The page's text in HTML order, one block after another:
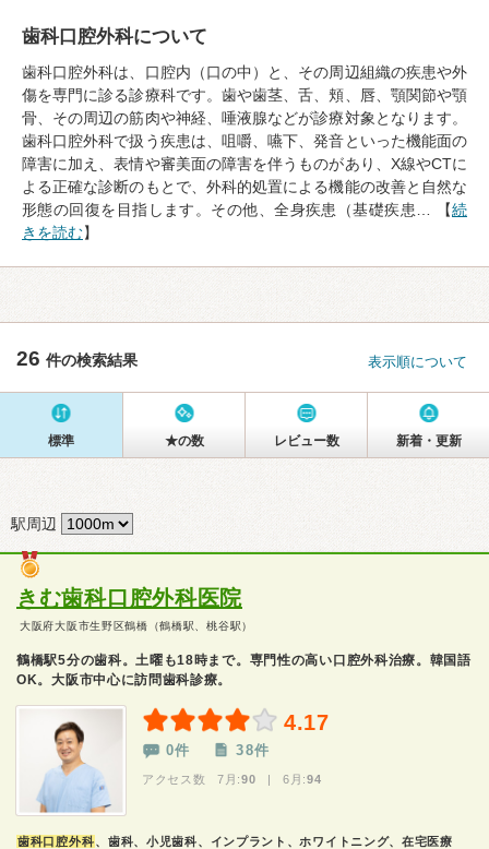
歯科口腔外科について
歯科口腔外科は、口腔内（口の中）と、その周辺組織の疾患や外
傷を専門に診る診療科です。歯や歯茎、舌、頬、唇、顎関節や顎
骨、その周辺の筋肉や神経、唾液腺などが診療対象となります。
歯科口腔外科で扱う疾患は、咀嚼、嚥下、発音といった機能面の
障害に加え、表情や審美面の障害を伴うものがあり、X線やCTに
よる正確な診断のもとで、外科的処置による機能の改善と自然な
形態の回復を目指します。その他、全身疾患（基礎疾患… 【続
きを読む】
26 件の検索結果 表示順について
標準 ★の数 レビュー数 新着・更新
駅周辺
きむ歯科口腔外科医院
大阪府大阪市生野区鶴橋（鶴橋駅、桃谷駅）
鶴橋駅5分の歯科。土曜も18時まで。専門性の高い口腔外科治療。韓国語
OK。大阪市中心に訪問歯科診療。
4.17
0件 38件
アクセス数 7月:90 | 6月:94
歯科口腔外科、歯科、小児歯科、インプラント、ホワイトニング、在宅医療